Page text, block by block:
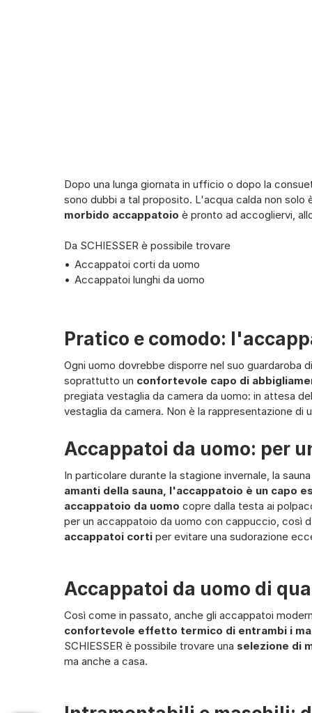
Dopo una lunga giornata in ufficio o dopo la
sono dubbi a tal proposito. L'acqua calda non
morbido accappatoio è pronto ad accogliervi,
Da SCHIESSER è possibile trovare
Accappatoi corti da uomo
Accappatoi lunghi da uomo
Pratico e comodo:
Ogni uomo dovrebbe disporre nel suo guardaroba
soprattutto un confortevole capo di
pregiata vestaglia da camera da uomo: in attesa
vestaglia da camera. Non è la rappresentazione di
Accappatoi da uomo: per
In particolare durante la stagione invernale, la
amanti della sauna, l'accappatoio è un capo
accappatoio da uomo copre dalla testa ai
per un accappatoio da uomo con cappuccio, così
accappatoi corti per evitare una sudorazione
Accappatoi da uomo di
Così come in passato, anche gli accappatoi
confortevole effetto termico di entrambi i
SCHIESSER è possibile trovare una selezione di
ma anche a casa.